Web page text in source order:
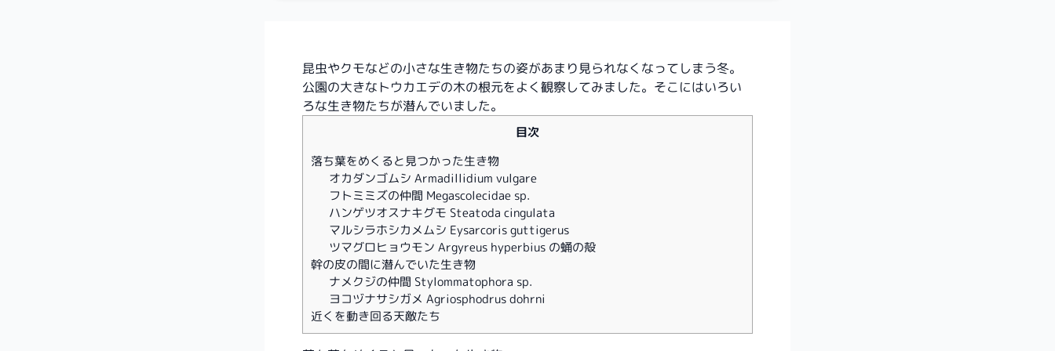
昆虫やクモなどの小さな生き物たちの姿があまり見られなくなってしまう冬。
公園の大きなトウカエデの木の根元をよく観察してみました。そこにはいろい
ろな生き物たちが潜んでいました。
目次
落ち葉をめくると見つかった生き物
オカダンゴムシ Armadillidium vulgare
フトミミズの仲間 Megascolecidae sp.
ハンゲツオスナキグモ Steatoda cingulata
マルシラホシカメムシ Eysarcoris guttigerus
ツマグロヒョウモン Argyreus hyperbius の蛹の殻
幹の皮の間に潜んでいた生き物
ナメクジの仲間 Stylommatophora sp.
ヨコヅナサシガメ Agriosphodrus dohrni
近くを動き回る天敵たち